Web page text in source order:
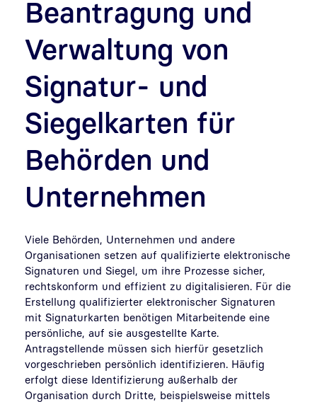
Beantragung und
Verwaltung von
Signatur- und
Siegelkarten für
Behörden und
Unternehmen
Viele Behörden, Unternehmen und andere
Organisationen setzen auf qualifizierte elektronische
Signaturen und Siegel, um ihre Prozesse sicher,
rechtskonform und effizient zu digitalisieren. Für die
Erstellung qualifizierter elektronischer Signaturen
mit Signaturkarten benötigen Mitarbeitende eine
persönliche, auf sie ausgestellte Karte.
Antragstellende müssen sich hierfür gesetzlich
vorgeschrieben persönlich identifizieren. Häufig
erfolgt diese Identifizierung außerhalb der
Organisation durch Dritte, beispielsweise mittels